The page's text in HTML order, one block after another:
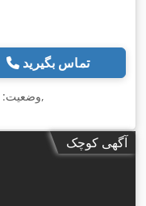
تماس بگیرید
وضعیت:,
آگهی کوچک